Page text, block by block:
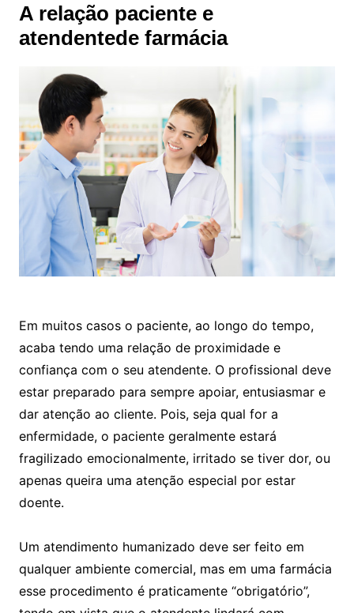
A relação paciente e
atendentede farmácia
Em muitos casos o paciente, ao longo do tempo,
acaba tendo uma relação de proximidade e
confiança com o seu atendente. O profissional deve
estar preparado para sempre apoiar, entusiasmar e
dar atenção ao cliente. Pois, seja qual for a
enfermidade, o paciente geralmente estará
fragilizado emocionalmente, irritado se tiver dor, ou
apenas queira uma atenção especial por estar
doente.
Um atendimento humanizado deve ser feito em
qualquer ambiente comercial, mas em uma farmácia
esse procedimento é praticamente “obrigatório”,